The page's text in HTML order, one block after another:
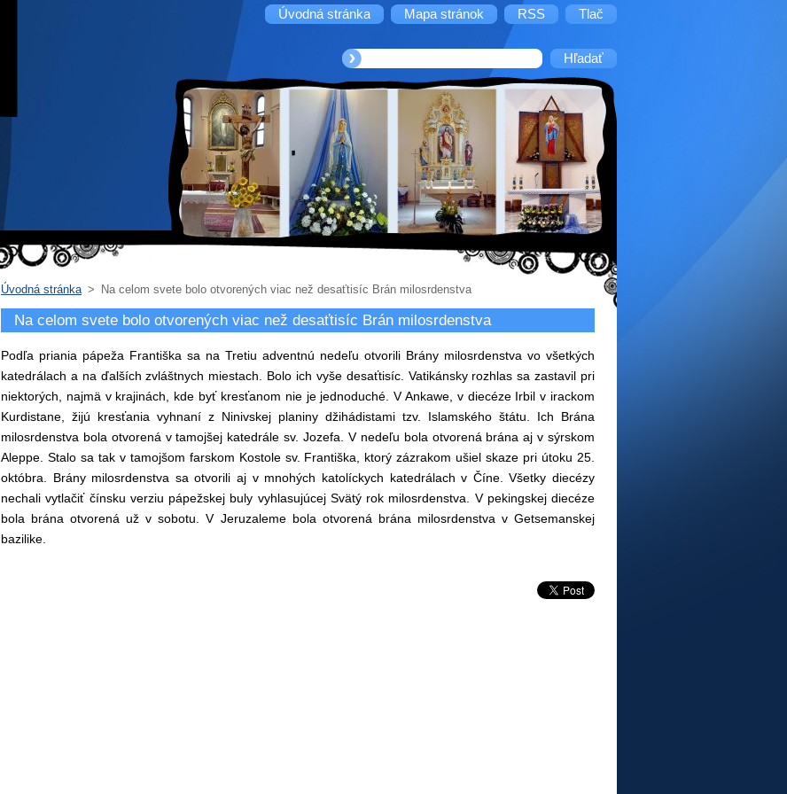
Úvodná stránka Mapa stránok RSS Tlač
Úvodná stránka > Na celom svete bolo otvorených viac než desaťtisíc Brán milosrdenstva
Na celom svete bolo otvorených viac než desaťtisíc Brán milosrdenstva
Podľa priania pápeža Františka sa na Tretiu adventnú nedeľu otvorili Brány milosrdenstva vo všetkých
katedrálach a na ďalších zvláštnych miestach. Bolo ich vyše desaťtisíc. Vatikánsky rozhlas sa zastavil pri
niektorých, najmä v krajinách, kde byť kresťanom nie je jednoduché. V Ankawe, v diecéze Irbil v irackom
Kurdistane, žijú kresťania vyhnaní z Ninivskej planiny džihádistami tzv. Islamského štátu. Ich Brána
milosrdenstva bola otvorená v tamojšej katedrále sv. Jozefa. V nedeľu bola otvorená brána aj v sýrskom
Aleppe. Stalo sa tak v tamojšom farskom Kostole sv. Františka, ktorý zázrakom ušiel skaze pri útoku 25.
októbra. Brány milosrdenstva sa otvorili aj v mnohých katolíckych katedrálach v Číne. Všetky diecézy
nechali vytlačiť čínsku verziu pápežskej buly vyhlasujúcej Svätý rok milosrdenstva. V pekingskej diecéze
bola brána otvorená už v sobotu. V Jeruzaleme bola otvorená brána milosrdenstva v Getsemanskej
bazilike.